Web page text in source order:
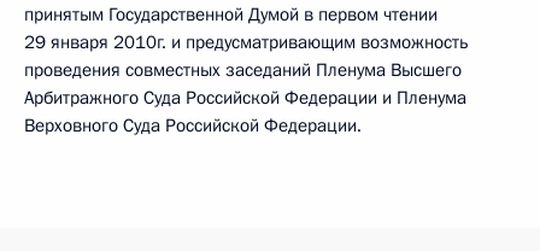
принятым Государственной Думой в первом чтении
29 января 2010г. и предусматривающим возможность
проведения совместных заседаний Пленума Высшего
Арбитражного Суда Российской Федерации и Пленума
Верховного Суда Российской Федерации.